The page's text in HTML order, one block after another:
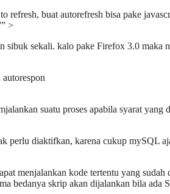
refresh, buat autorefresh bisa pake
>
sibuk sekali. kalo pake Firefox 3.0 maka
suatu proses apabila syarat
perlu diaktifkan, karena cukup mySQL
menjalankan kode tertentu yang
bedanya skrip akan dijalankan bila ada